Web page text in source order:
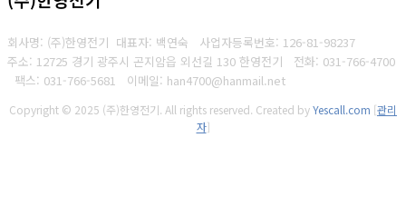
회사명: (주)한영전기 대표자: 백연숙 사업자등록번호: 126-81-98237
주소: 12725 경기 광주시 곤지암읍 외선길 130 한영전기 전화: 031-766-4700
팩스: 031-766-5681
이메일: han4700@hanmail.net
Copyright © 2025 (주)한영전기. All rights reserved. Created byYescall.com [관리
자]